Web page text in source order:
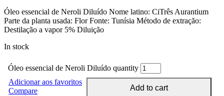
Óleo essencial de Neroli Diluído Nome latino: CiTrês Aurantium
Parte da planta usada: Flor Fonte: Tunísia Método de extração:
Destilação a vapor 5% Diluição
In stock
Óleo essencial de Neroli Diluído quantity
Add to cart
Adicionar aos favoritos
Compare